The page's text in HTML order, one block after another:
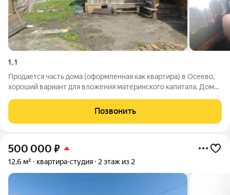
1,1
Продается часть дома (оформленная как квартира) в Осеево,
хороший вариант для вложения материнского капитала. Дом
покрыта шифером, окна частично заменены на пластиковые. В
доме есть холодная
Позвонить
500 000 ₽
12,6 м² квартира-студия 2 этаж из 2